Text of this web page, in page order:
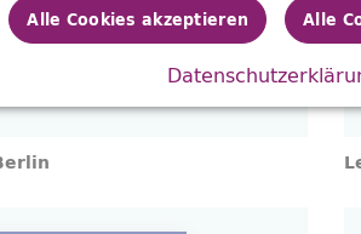
Alle Cookies akzeptieren Alle